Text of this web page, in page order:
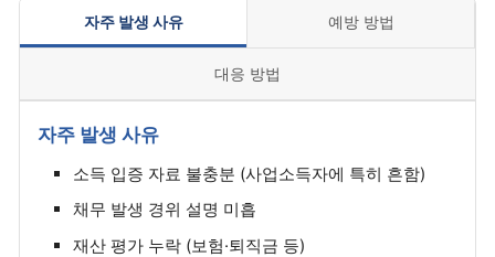
자주 발생 사유 예방 방법
대응 방법
자주 발생 사유
소득 입증 자료 불충분 (사업소득자에 특히 흔함)
채무 발생 경위 설명 미흡
재산 평가 누락 (보험·퇴직금 등)